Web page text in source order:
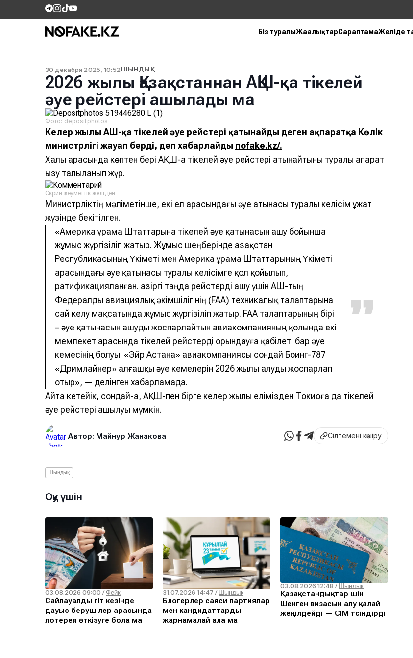
Біз туралыЖаңалықтарСараптамаЖеліде
30 декабря 2025, 10:52ШЫНДЫҚ
2026 жылы Қазақстаннан АҚШ-қа тікелей
әуе рейстері ашылады ма
Фото: depositphotos
Келер жылы АҚШ-қа тікелей әуе рейстері қатынайды деген ақпаратқа Көлік
министрлігі жауап берді, деп хабарлайды nofake.kz/.
Халық арасында көптен бері АҚШ-қа тікелей әуе рейстері қатынайтыны туралы ақпарат
қызу талқыланып жүр.
Скрин әлеуметтік желіден
Министрліктің мәліметінше, екі ел арасындағы әуе қатынасы туралы келісім құжат
жүзінде бекітілген.
«Америка Құрама Штаттарына тікелей әуе қатынасын ашу бойынша
жұмыс жүргізіліп жатыр. Жұмыс шеңберінде Қазақстан
Республикасының Үкіметі мен Америка Құрама Штаттарының Үкіметі
арасындағы әуе қатынасы туралы келісімге қол қойылып,
ратификацияланған. Қазіргі таңда рейстерді ашу үшін АҚШ-тың
Федералды авиациялық әкімшілігінің (FAA) техникалық талаптарына
сай келу мақсатында жұмыс жүргізіліп жатыр. FAA талаптарының бірі
– әуе қатынасын ашуды жоспарлайтын авиакомпанияның қолында екі
мемлекет арасында тікелей рейстерді орындауға қабілеті бар әуе
кемесінің болуы. «Эйр Астана» авиакомпаниясы сондай Боинг-787
«Дримлайнер» алғашқы әуе кемелерін 2026 жылы алуды жоспарлап
отыр», — делінген хабарламада.
Айта кетейік, сондай-ақ, АҚШ-пен бірге келер жылы елімізден Токиоға да тікелей
әуе рейстері ашылуы мүмкін.
Автор: Майнур Жанакова Сілтемені көшіру
Шындық
Оқу үшін
03.08.2026 09:00 /Фейк
Сайлауалды үгіт кезінде
дауыс берушілер арасында
лотерея өткізуге бола ма
31.07.2026 14:47 / Шындық
Блогерлер саяси партиялар
мен кандидаттарды
жарнамалай ала ма
03.08.2026 12:48 / Шындық
Қазақстандықтар үшін
Шенген визасын алу қалай
жеңілдейді — СІМ түсіндірді